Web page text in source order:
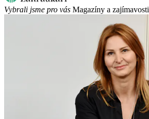
Vybrali jsme pro vás Magazíny a zajímavosti